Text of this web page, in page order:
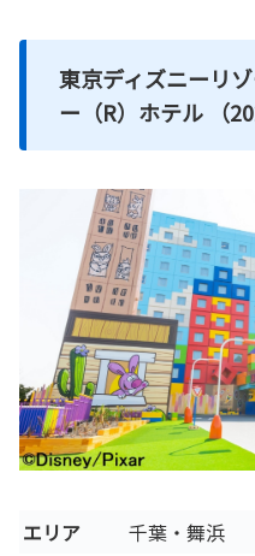
東京ディズニーリ
ー（R）ホテル （
エリア 千葉・舞浜